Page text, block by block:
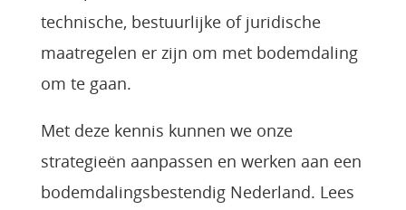
technische, bestuurlijke of juridische
maatregelen er zijn om met bodemdaling
om te gaan.
Met deze kennis kunnen we onze
strategieën aanpassen en werken aan een
bodemdalingsbestendig Nederland. Lees